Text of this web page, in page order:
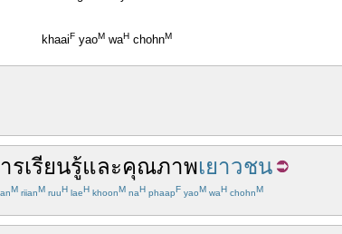
khaaiF yaoM waH chohnM
รเรียนรู้และคุณภาพเยาวชน
M riianM ruuH laeH khoonM naH phaapF yaoM waH chohnM